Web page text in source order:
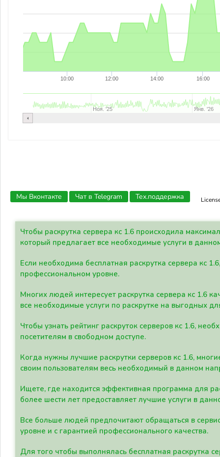
10:00 12:00 14:00 16:00
Ноя. '25 Янв. '26
Мы Вконтакте Чат в Telegram Тех.поддержка
Чтобы раскрутка сервера кс 1.6 происходила
который предлагает все необходимые услуги в
Если необходима бесплатная раскрутка сервера кс
профессиональном уровне.
Многих людей интересует раскрутка сервера кс 1.6
все необходимые услуги по раскрутке на выгодных
Чтобы узнать рейтинг раскруток серверов кс 1.6,
посетителям в свободном доступе.
Когда нужны лучшие раскрутки серверов кс 1.6,
своим пользователям весь необходимый в данном
Ищете, где находится эффективная программа для
более шести лет предоставляет лучшие услуги в
Все больше людей предпочитают обращаться в
уровне и с гарантией профессионального качества.
Для того чтобы выполнялась бесплатная раскрутка